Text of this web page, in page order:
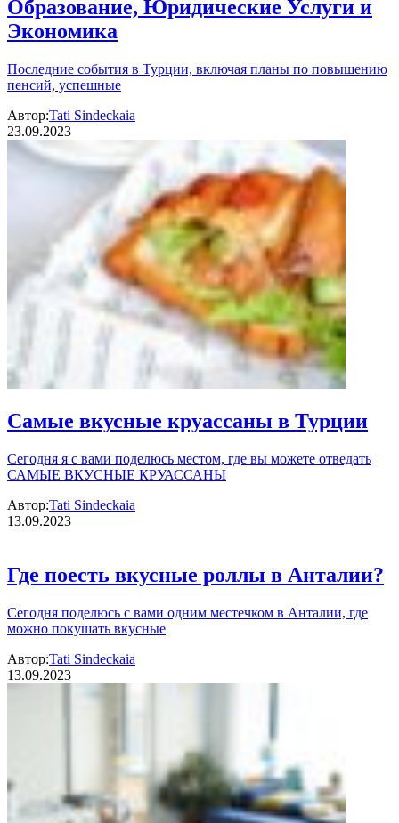
Образование, Юридические Услуги и
Экономика
Последние события в Турции, включая планы по повышению
пенсий, успешные
Автор:Tati Sindeckaia
23.09.2023
Самые вкусные круассаны в Турции
Сегодня я с вами поделюсь местом, где вы можете отведать
САМЫЕ ВКУСНЫЕ КРУАССАНЫ
Автор:Tati Sindeckaia
13.09.2023
Где поесть вкусные роллы в Анталии?
Сегодня поделюсь с вами одним местечком в Анталии, где
можно покушать вкусные
Автор:Tati Sindeckaia
13.09.2023